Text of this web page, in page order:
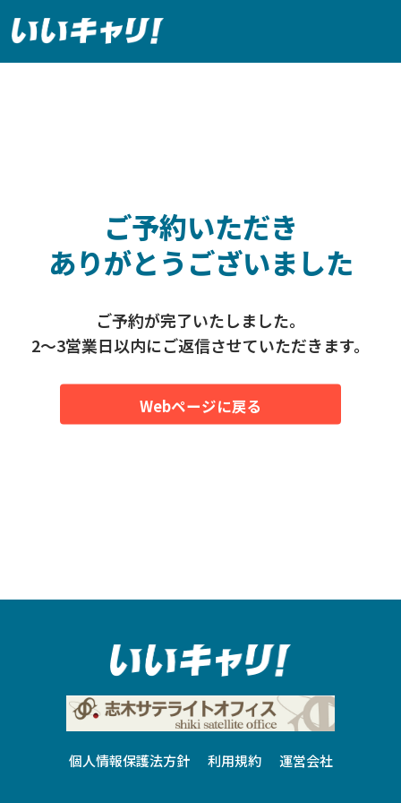
ご予約いただき
ありがとうございました
ご予約が完了いたしました。
2〜3営業日以内にご返信させていただきます。
Webページに戻る
個人情報保護法方針 利用規約 運営会社